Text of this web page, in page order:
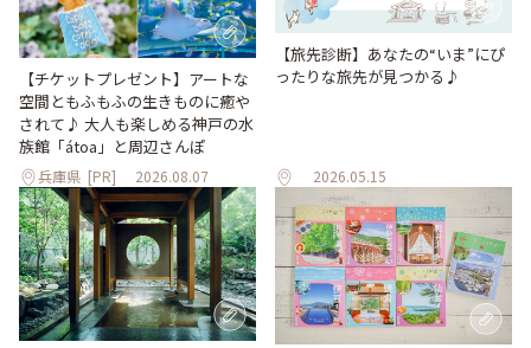
【チケットプレゼント】アートな
空間ともふもふの生きものに癒や
されて♪ 大人も楽しめる神戸の水
族館「átoa」と周辺さんぽ
兵庫県 [PR] 2026.08.07
【旅先診断】あなたの“いま”にぴ
ったりな旅先が見つかる♪
2026.05.15